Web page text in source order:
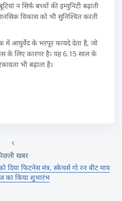
न सिर्फ बच्चों की इम्युनिटी बढ़ाती
विकास को भी सुनिश्चित करती
में आयुर्वेद के भरपूर फायदे देता है, जो
के लिए कारगर है। यह 6.15 साल के
भी बढ़ाता है।
खबर
फिटनेस मंत्र, स्केचर्स गो रन बीट माय
का किया शुभारंभ